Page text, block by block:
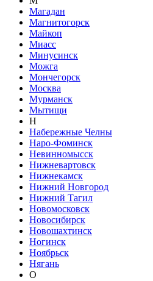
Магадан
Магнитогорск
Майкоп
Миасс
Минусинск
Можга
Мончегорск
Москва
Мурманск
Мытищи
Н
Набережные Челны
Наро-Фоминск
Невинномысск
Нижневартовск
Нижнекамск
Нижний Новгород
Нижний Тагил
Новомосковск
Новосибирск
Новошахтинск
Ногинск
Ноябрьск
Нягань
О